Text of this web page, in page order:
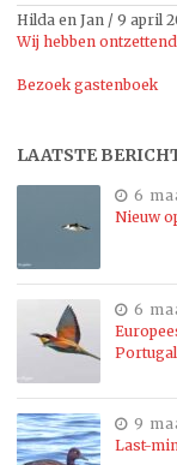
Hilda en Jan / 9 april
Wij hebben
Bezoek gastenboek
LAATSTE
6
Nieuw
6
Portugal
9
Last-